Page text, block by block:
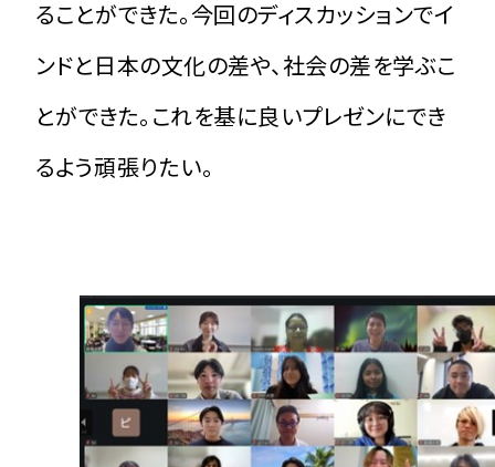
ることができた。今回のディスカッションでイ
ンドと日本の文化の差や、社会の差を学ぶこ
とができた。これを基に良いプレゼンにでき
るよう頑張りたい。